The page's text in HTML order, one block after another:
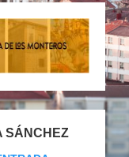
SÁNCHEZ